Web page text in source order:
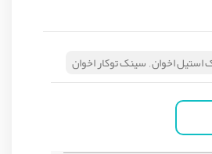
استیل اخوان,سینک توکار اخوان